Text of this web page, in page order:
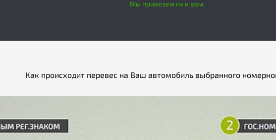
Мы привезем их к вам.
Как происходит перевес на Ваш автомобиль выбранного